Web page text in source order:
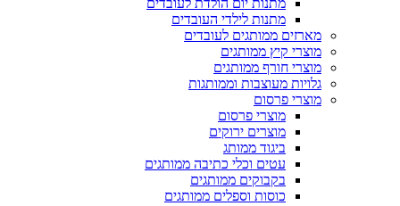
מתנות יום הולדת לעובדים
מתנות לילדי העובדים
מארזים ממותגים לעובדים
מוצרי קיץ ממותגים
מוצרי חורף ממותגים
גלויות מעוצבות וממותגות
מוצרי פרסום
מוצרי פרסום
מוצרים ירוקים
ביגוד ממותג
עטים וכלי כתיבה ממותגים
בקבוקים ממותגים
כוסות וספלים ממותגים